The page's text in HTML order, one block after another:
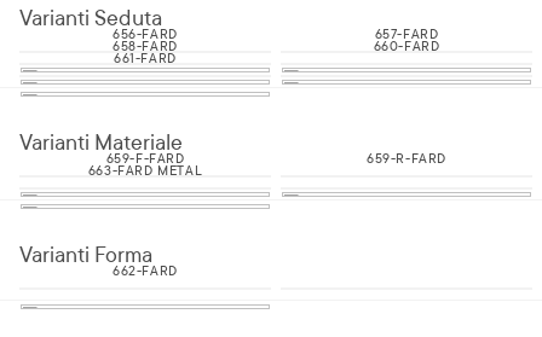
Varianti Seduta
656-FARD 657-FARD
658-FARD 660-FARD
661-FARD
Varianti Materiale
659-F-FARD 659-R-FARD
663-FARD METAL
Varianti Forma
662-FARD